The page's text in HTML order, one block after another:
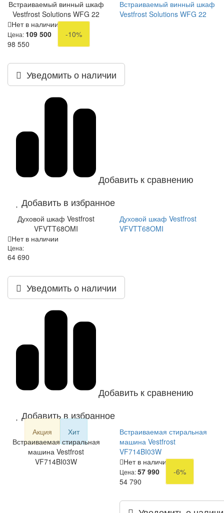
Встраиваемый винный шкаф
Vestfrost Solutions WFG 22
Встраиваемый винный шкаф
Vestfrost Solutions WFG 22
Нет в наличии
Цена: 109 500
-10%
98 550
Уведомить о наличии
Добавить к сравнению
Добавить в избранное
Духовой шкаф Vestfrost
VFVTT68OMI
Духовой шкаф Vestfrost
VFVTT68OMI
Нет в наличии
Цена:
64 690
Уведомить о наличии
Добавить к сравнению
Добавить в избранное
Акция
Хит
Встраиваемая стиральная
машина Vestfrost
VF714BI03W
Встраиваемая стиральная
машина Vestfrost
VF714BI03W
Нет в наличии
Цена:57 990
-6%
54 790